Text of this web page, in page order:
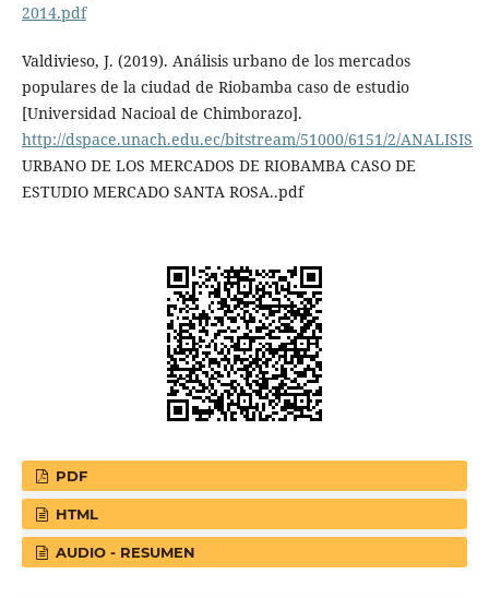
2014.pdf
Valdivieso, J. (2019). Análisis urbano de los mercados
populares de la ciudad de Riobamba caso de estudio
[Universidad Nacioal de Chimborazo].
http://dspace.unach.edu.ec/bitstream/51000/6151/2/ANALISIS
URBANO DE LOS MERCADOS DE RIOBAMBA CASO DE
ESTUDIO MERCADO SANTA ROSA..pdf
PDF
HTML
AUDIO - RESUMEN